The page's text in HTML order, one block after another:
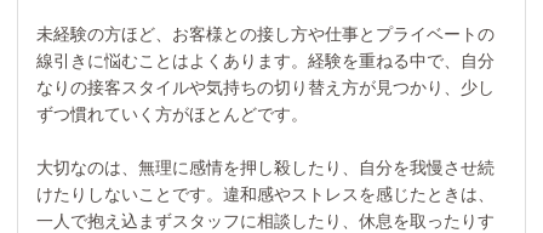
未経験の方ほど、お客様との接し方や仕事とプライベートの
線引きに悩むことはよくあります。経験を重ねる中で、自分
なりの接客スタイルや気持ちの切り替え方が見つかり、少し
ずつ慣れていく方がほとんどです。
大切なのは、無理に感情を押し殺したり、自分を我慢させ続
けたりしないことです。違和感やストレスを感じたときは、
一人で抱え込まずスタッフに相談したり、休息を取ったりす